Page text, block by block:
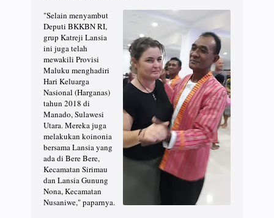
"Selain menyambut
Deputi BKKBN RI,
grup Katreji Lansia
ini juga telah
mewakili Provisi
Maluku menghadiri
Hari Keluarga
Nasional (Harganas)
tahun 2018 di
Manado, Sulawesi
Utara. Mereka juga
melakukan koinonia
bersama Lansia yang
ada di Bere Bere,
Kecamatan Sirimau
dan Lansia Gunung
Nona, Kecamatan
Nusaniwe," paparnya.